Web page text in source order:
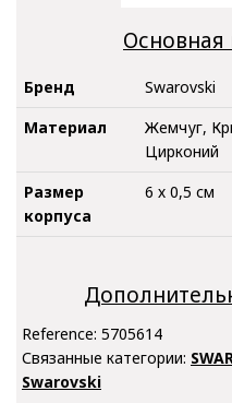
Бренд
Swarovski
Материал
Жемчуг,
Цирконий
Размер
корпуса
6 х 0,5 см
Reference: 5705614
Связанные категории:
Swarovski